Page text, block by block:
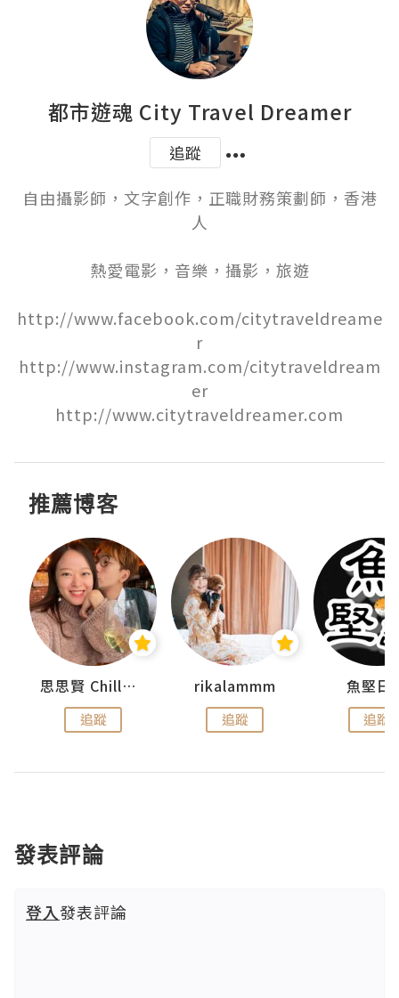
都市遊魂 City Travel Dreamer
追蹤
自由攝影師，文字創作，正職財務策劃師，香港
人
熱愛電影，音樂，攝影，旅遊
http://www.facebook.com/citytraveldreame
r
http://www.instagram.com/citytraveldream
er
http://www.citytraveldreamer.com
推薦博客
思思賢 ChillMyBabe
追蹤
rikalammm
追蹤
魚堅日
追蹤
發表評論
登入發表評論